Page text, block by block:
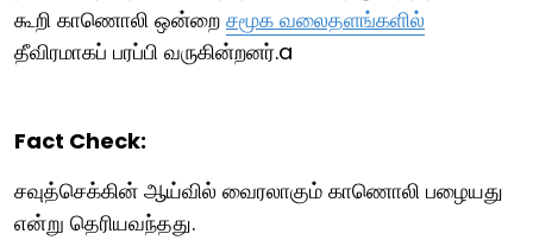
கூறி காணொலி ஒன்றை சமூக வலைதளங்களில்
தீவிரமாகப் பரப்பி வருகின்றனர்.a
Fact Check:
சவுத்செக்கின் ஆய்வில் வைரலாகும் காணொலி பழையது
என்று தெரியவந்தது.